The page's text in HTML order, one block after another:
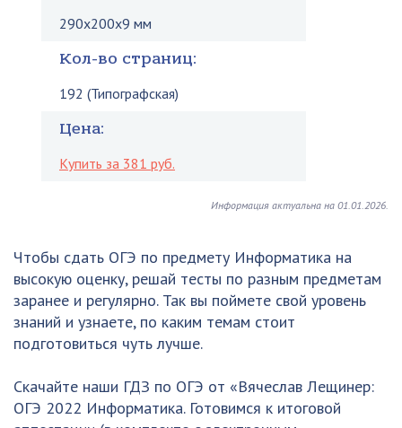
290x200x9 мм
Кол-во страниц:
192 (Типографская)
Цена:
Купить за 381 руб.
Информация актуальна на 01.01.2026.
Чтобы сдать ОГЭ по предмету Информатика на
высокую оценку, решай тесты по разным предметам
заранее и регулярно. Так вы поймете свой уровень
знаний и узнаете, по каким темам стоит
подготовиться чуть лучше.
Скачайте наши ГДЗ по ОГЭ от «Вячеслав Лещинер:
ОГЭ 2022 Информатика. Готовимся к итоговой